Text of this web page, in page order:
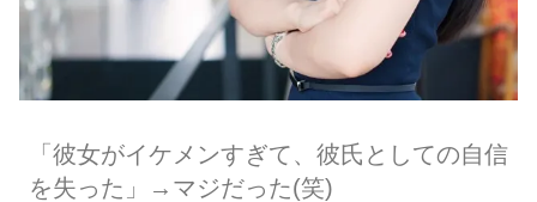
「彼女がイケメンすぎて、彼氏としての自信
を失った」→マジだった(笑)